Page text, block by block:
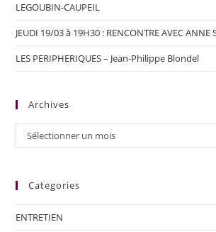
LEGOUBIN-CAUPEIL
JEUDI 19/03 à 19H30 : RENCONTRE AVEC ANNE
LES PERIPHERIQUES – Jean-Philippe Blondel
Archives
Sélectionner un mois
Categories
ENTRETIEN